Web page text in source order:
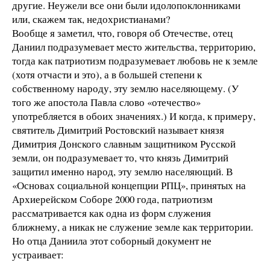
другие. Неужели все они были идолопоклонниками
или, скажем так, недохристианами?
Вообще я заметил, что, говоря об Отечестве, отец
Даниил подразумевает место жительства, территорию,
тогда как патриотизм подразумевает любовь не к земле
(хотя отчасти и это), а в большей степени к
собственному народу, эту землю населяющему. (У
того же апостола Павла слово «отечество»
употребляется в обоих значениях.) И когда, к примеру,
святитель Димитрий Ростовский называет князя
Димитрия Донского славным защитником Русской
земли, он подразумевает то, что князь Димитрий
защитил именно народ, эту землю населяющий. В
«Основах социальной концепции РПЦ», принятых на
Архиерейском Соборе 2000 года, патриотизм
рассматривается как одна из форм служения
ближнему, а никак не служение земле как территории.
Но отца Даниила этот соборный документ не
устраивает: